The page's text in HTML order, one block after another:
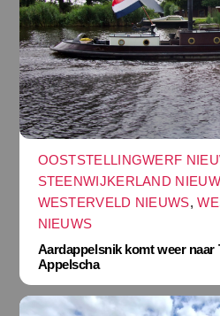
OOSTSTELLINGWERF
STEENWIJKERLAND
WESTERVELD NIEUWS,
NIEUWS
Aardappelsnik komt weer naar
Appelscha